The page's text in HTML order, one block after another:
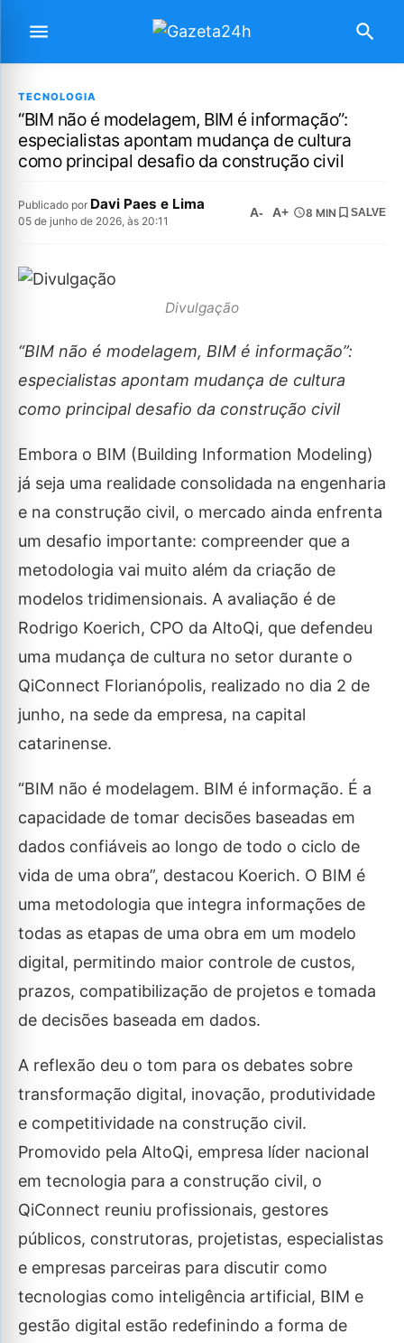
TECNOLOGIA
“BIM não é modelagem, BIM é informação”:
especialistas apontam mudança de cultura
como principal desafio da construção civil
Publicado por Davi Paes e Lima
05 de junho de 2026, às 20:11
A- A+ 8 MIN SALVE
Divulgação
“BIM não é modelagem, BIM é informação”:
especialistas apontam mudança de cultura
como principal desafio da construção civil
Embora o BIM (Building Information Modeling)
já seja uma realidade consolidada na engenharia
e na construção civil, o mercado ainda enfrenta
um desafio importante: compreender que a
metodologia vai muito além da criação de
modelos tridimensionais. A avaliação é de
Rodrigo Koerich, CPO da AltoQi, que defendeu
uma mudança de cultura no setor durante o
QiConnect Florianópolis, realizado no dia 2 de
junho, na sede da empresa, na capital
catarinense.
“BIM não é modelagem. BIM é informação. É a
capacidade de tomar decisões baseadas em
dados confiáveis ao longo de todo o ciclo de
vida de uma obra”, destacou Koerich. O BIM é
uma metodologia que integra informações de
todas as etapas de uma obra em um modelo
digital, permitindo maior controle de custos,
prazos, compatibilização de projetos e tomada
de decisões baseada em dados.
A reflexão deu o tom para os debates sobre
transformação digital, inovação, produtividade
e competitividade na construção civil.
Promovido pela AltoQi, empresa líder nacional
em tecnologia para a construção civil, o
QiConnect reuniu profissionais, gestores
públicos, construtoras, projetistas, especialistas
e empresas parceiras para discutir como
tecnologias como inteligência artificial, BIM e
gestão digital estão redefinindo a forma de